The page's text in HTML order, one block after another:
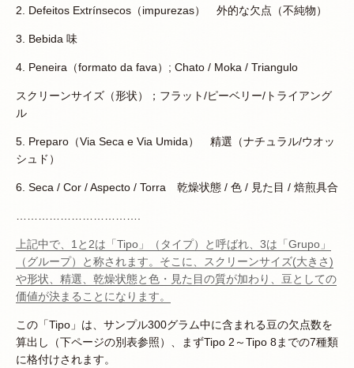
2. Defeitos Extrínsecos（impurezas） 外的な欠点（不純物）
3. Bebida 味
4. Peneira（formato da fava）; Chato / Moka / Triangulo
スクリーンサイズ（形状）；フラット/ピーベリー/トライアング
ル
5. Preparo（Via Seca e Via Umida） 精選（ナチュラル/ウオッ
シュド）
6. Seca / Cor / Aspecto / Torra 乾燥状態 / 色 / 見た目 / 焙煎具合
上記中で、1と2は「Tipo」（タイプ）と呼ばれ、3は「Grupo」
（グループ）と称されます。そこに、スクリーンサイズ(大きさ)
や形状、精選、乾燥状態と色・見た目の質が加わり、豆としての
価値が決まることになります。
この「Tipo」は、サンプル300グラム中に含まれる豆の欠点数を
算出し（下ページの別表参照）、まずTipo 2～Tipo 8までの7種類
に格付けされます。